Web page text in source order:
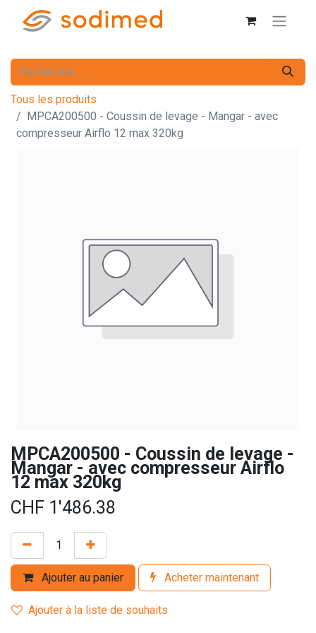
Tous les produits
MPCA200500 - Coussin de levage - Mangar - avec
compresseur Airflo 12 max 320kg
MPCA200500 - Coussin de levage -
Mangar - avec compresseur Airflo
12 max 320kg
CHF 1'486.38
Ajouter au panier Acheter maintenant
Ajouter à la liste de souhaits